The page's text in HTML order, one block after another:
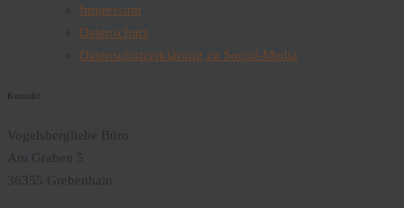
Impressum
Datenschutz
Datenschutzerklärung zu Social-Media
Kontakt
Vogelsbergliebe Büro
Am Graben 5
36355 Grebenhain